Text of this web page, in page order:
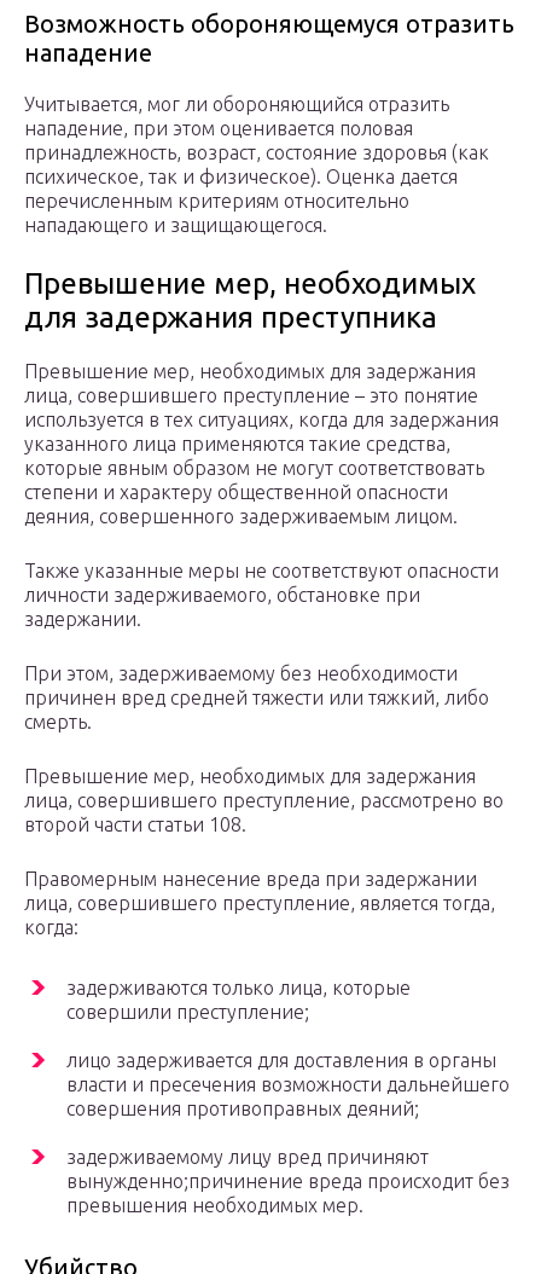
Возможность обороняющемуся отразить
нападение
Учитывается, мог ли обороняющийся отразить
нападение, при этом оценивается половая
принадлежность, возраст, состояние здоровья (как
психическое, так и физическое). Оценка дается
перечисленным критериям относительно
нападающего и защищающегося.
Превышение мер, необходимых
для задержания преступника
Превышение мер, необходимых для задержания
лица, совершившего преступление – это понятие
используется в тех ситуациях, когда для задержания
указанного лица применяются такие средства,
которые явным образом не могут соответствовать
степени и характеру общественной опасности
деяния, совершенного задерживаемым лицом.
Также указанные меры не соответствуют опасности
личности задерживаемого, обстановке при
задержании.
При этом, задерживаемому без необходимости
причинен вред средней тяжести или тяжкий, либо
смерть.
Превышение мер, необходимых для задержания
лица, совершившего преступление, рассмотрено во
второй части статьи 108.
Правомерным нанесение вреда при задержании
лица, совершившего преступление, является тогда,
когда:
задерживаются только лица, которые
совершили преступление;
лицо задерживается для доставления в органы
власти и пресечения возможности дальнейшего
совершения противоправных деяний;
задерживаемому лицу вред причиняют
вынужденно;причинение вреда происходит без
превышения необходимых мер.
Убийство